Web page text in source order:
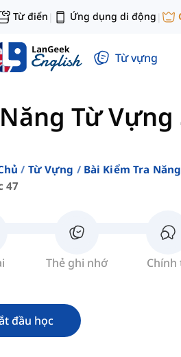
Từ điển | Ứng dụng di động |
Từ vựng
Từ Vựng
Từ Vựng Bài Kiểm Tra
47
Thẻ ghi nhớ Chính
đầu học